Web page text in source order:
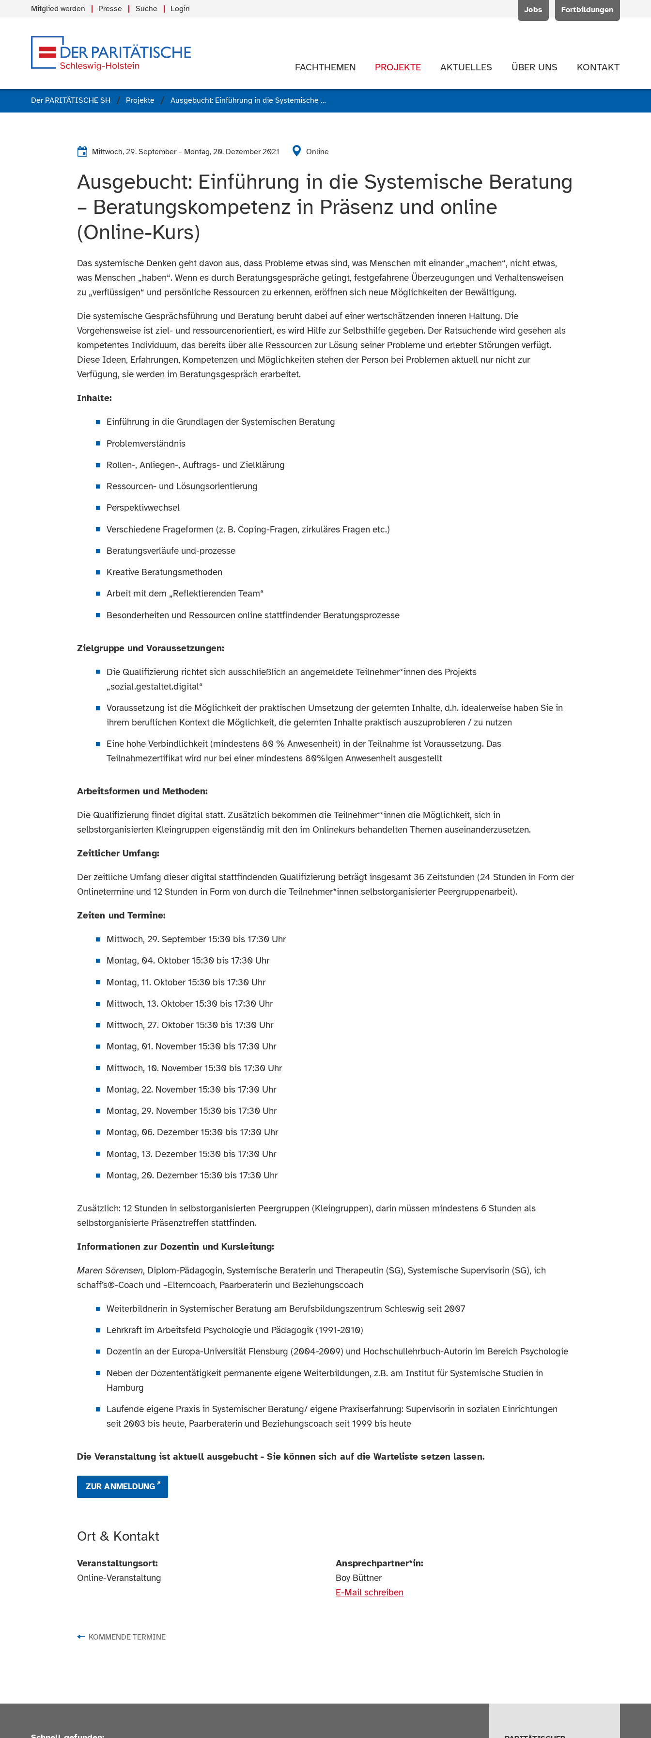
Jobs Fortbildungen
Mitglied werden Presse Suche Login
FACHTHEMEN PROJEKTE AKTUELLES ÜBER UNS KONTAKT
Der PARITÄTISCHE SH Projekte Ausgebucht: Einführung in die Systemische Beratung – Beratungskompetenz in Präsenz und online (Online-Kurs)
Mittwoch, 29. September– Montag, 20. Dezember 2021 Online
Ausgebucht: Einführung in die Systemische Beratung
– Beratungskompetenz in Präsenz und online
(Online-Kurs)
Das systemische Denken geht davon aus, dass Probleme etwas sind, was Menschen mit einander „machen“, nicht etwas,
was Menschen „haben“. Wenn es durch Beratungsgespräche gelingt, festgefahrene Überzeugungen und Verhaltensweisen
zu „verflüssigen“ und persönliche Ressourcen zu erkennen, eröffnen sich neue Möglichkeiten der Bewältigung.
Die systemische Gesprächsführung und Beratung beruht dabei auf einer wertschätzenden inneren Haltung. Die
Vorgehensweise ist ziel- und ressourcenorientiert, es wird Hilfe zur Selbsthilfe gegeben. Der Ratsuchende wird gesehen als
kompetentes Individuum, das bereits über alle Ressourcen zur Lösung seiner Probleme und erlebter Störungen verfügt.
Diese Ideen, Erfahrungen, Kompetenzen und Möglichkeiten stehen der Person bei Problemen aktuell nur nicht zur
Verfügung, sie werden im Beratungsgespräch erarbeitet.
Inhalte:
Einführung in die Grundlagen der Systemischen Beratung
Problemverständnis
Rollen-, Anliegen-, Auftrags- und Zielklärung
Ressourcen- und Lösungsorientierung
Perspektivwechsel
Verschiedene Frageformen (z. B. Coping-Fragen, zirkuläres Fragen etc.)
Beratungsverläufe und-prozesse
Kreative Beratungsmethoden
Arbeit mit dem „Reflektierenden Team“
Besonderheiten und Ressourcen online stattfindender Beratungsprozesse
Zielgruppe und Voraussetzungen:
Die Qualifizierung richtet sich ausschließlich an angemeldete Teilnehmer*innen des Projekts
„sozial.gestaltet.digital“
Voraussetzung ist die Möglichkeit der praktischen Umsetzung der gelernten Inhalte, d.h. idealerweise haben Sie in
ihrem beruflichen Kontext die Möglichkeit, die gelernten Inhalte praktisch auszuprobieren / zu nutzen
Eine hohe Verbindlichkeit (mindestens 80 % Anwesenheit) in der Teilnahme ist Voraussetzung. Das
Teilnahmezertifikat wird nur bei einer mindestens 80%igen Anwesenheit ausgestellt
Arbeitsformen und Methoden:
Die Qualifizierung findet digital statt. Zusätzlich bekommen die Teilnehmer‘*innen die Möglichkeit, sich in
selbstorganisierten Kleingruppen eigenständig mit den im Onlinekurs behandelten Themen auseinanderzusetzen.
Zeitlicher Umfang:
Der zeitliche Umfang dieser digital stattfindenden Qualifizierung beträgt insgesamt 36 Zeitstunden (24 Stunden in Form der
Onlinetermine und 12 Stunden in Form von durch die Teilnehmer*innen selbstorganisierter Peergruppenarbeit).
Zeiten und Termine:
Mittwoch, 29. September 15:30 bis 17:30 Uhr
Montag, 04. Oktober 15:30 bis 17:30 Uhr
Montag, 11. Oktober 15:30 bis 17:30 Uhr
Mittwoch, 13. Oktober 15:30 bis 17:30 Uhr
Mittwoch, 27. Oktober 15:30 bis 17:30 Uhr
Montag, 01. November 15:30 bis 17:30 Uhr
Mittwoch, 10. November 15:30 bis 17:30 Uhr
Montag, 22. November 15:30 bis 17:30 Uhr
Montag, 29. November 15:30 bis 17:30 Uhr
Montag, 06. Dezember 15:30 bis 17:30 Uhr
Montag, 13. Dezember 15:30 bis 17:30 Uhr
Montag, 20. Dezember 15:30 bis 17:30 Uhr
Zusätzlich: 12 Stunden in selbstorganisierten Peergruppen (Kleingruppen), darin müssen mindestens 6 Stunden als
selbstorganisierte Präsenztreffen stattfinden.
Informationen zur Dozentin und Kursleitung:
Maren Sörensen, Diplom-Pädagogin, Systemische Beraterin und Therapeutin (SG), Systemische Supervisorin (SG), ich
schaff’s®-Coach und –Elterncoach, Paarberaterin und Beziehungscoach
Weiterbildnerin in Systemischer Beratung am Berufsbildungszentrum Schleswig seit 2007
Lehrkraft im Arbeitsfeld Psychologie und Pädagogik (1991-2010)
Dozentin an der Europa-Universität Flensburg (2004-2009) und Hochschullehrbuch-Autorin im Bereich Psychologie
Neben der Dozententätigkeit permanente eigene Weiterbildungen, z.B. am Institut für Systemische Studien in
Hamburg
Laufende eigene Praxis in Systemischer Beratung/ eigene Praxiserfahrung: Supervisorin in sozialen Einrichtungen
seit 2003 bis heute, Paarberaterin und Beziehungscoach seit 1999 bis heute
Die Veranstaltung ist aktuell ausgebucht - Sie können sich auf die Warteliste setzen lassen.
ZUR ANMELDUNG
Ort & Kontakt
Veranstaltungsort:
Online-Veranstaltung
Ansprechpartner*in:
Boy Büttner
E-Mail schreiben
KOMMENDE TERMINE